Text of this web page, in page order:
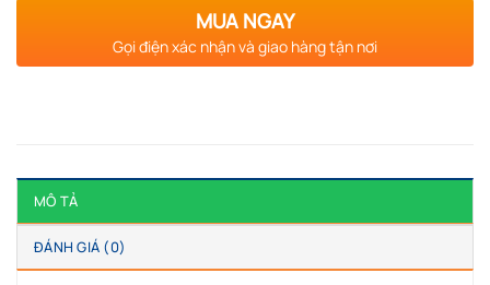
MUA NGAY
Gọi điện xác nhận và giao hàng tận nơi
MÔ TẢ
ĐÁNH GIÁ (0)